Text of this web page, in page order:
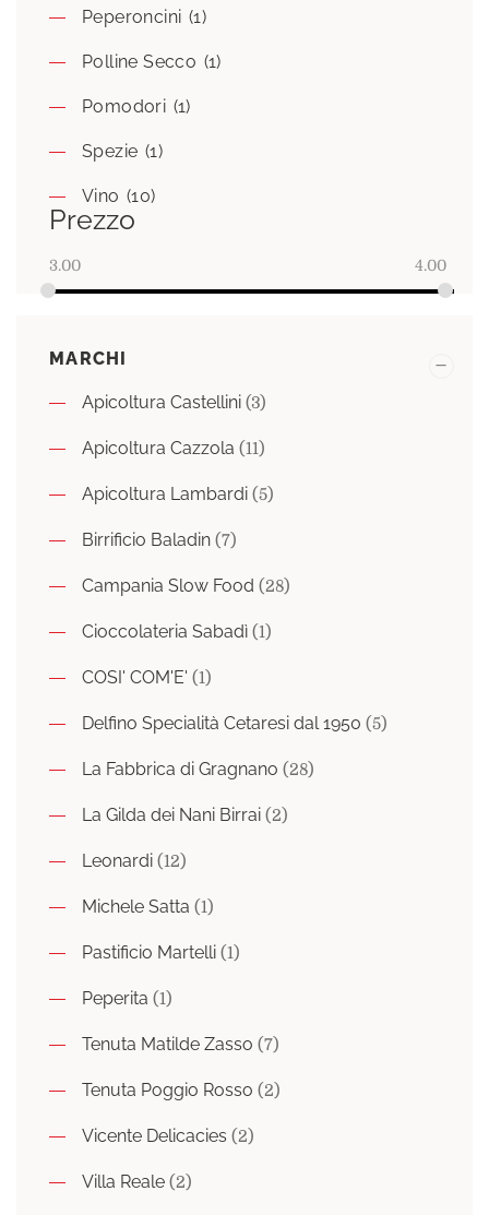
Peperoncini (1)
Polline Secco (1)
Pomodori (1)
Spezie (1)
Vino (10)
Prezzo
3.00 4.00
MARCHI
Apicoltura Castellini (3)
Apicoltura Cazzola (11)
Apicoltura Lambardi (5)
Birrificio Baladin (7)
Campania Slow Food (28)
Cioccolateria Sabadì (1)
COSI' COM'E' (1)
Delfino Specialità Cetaresi dal 1950 (5)
La Fabbrica di Gragnano (28)
La Gilda dei Nani Birrai (2)
Leonardi (12)
Michele Satta (1)
Pastificio Martelli (1)
Peperita (1)
Tenuta Matilde Zasso (7)
Tenuta Poggio Rosso (2)
Vicente Delicacies (2)
Villa Reale (2)